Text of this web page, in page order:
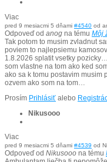
Viac
pred 9 mesiacmi 5 dňami #4540 od
Odpoveď od anog na tému Môj
Tak potom to musim zvladnut
poviem to najlepsiemu
1.8.2026 splatit vsetky
som vlastne na tom ako ked
ako sa k tomu postavim musim
ozvem ako som na tom…
Prosím Prihlásiť alebo
Nikusooo
Viac
pred 9 mesiacmi 5 dňami #4539 od
Odpoveď od Nikusooo na tému